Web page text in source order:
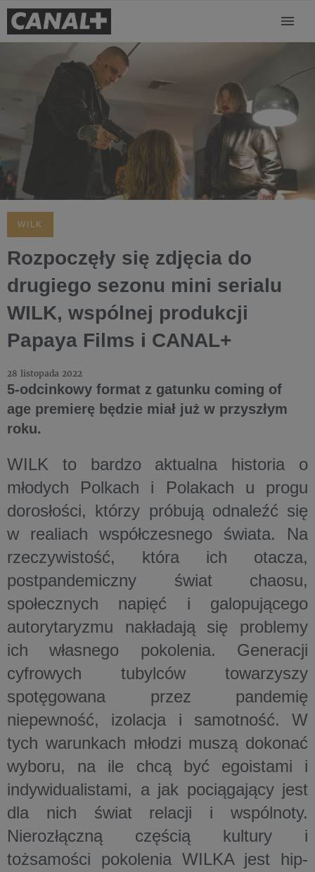
WILK
Rozpoczęły się zdjęcia do
drugiego sezonu mini serialu
WILK, wspólnej produkcji
Papaya Films i CANAL+
28 listopada 2022
5-odcinkowy format z gatunku coming of
age premierę będzie miał już w przyszłym
roku.
WILK to bardzo aktualna historia o
młodych Polkach i Polakach u progu
dorosłości, którzy próbują odnaleźć się
w realiach współczesnego świata. Na
rzeczywistość, która ich otacza,
postpandemiczny świat chaosu,
społecznych napięć i galopującego
autorytaryzmu nakładają się problemy
ich własnego pokolenia. Generacji
cyfrowych tubylców towarzyszy
spotęgowana przez pandemię
niepewność, izolacja i samotność. W
tych warunkach młodzi muszą dokonać
wyboru, na ile chcą być egoistami i
indywidualistami, a jak pociągający jest
dla nich świat relacji i wspólnoty.
Nierozłączną częścią kultury i
tożsamości pokolenia WILKA jest hip-